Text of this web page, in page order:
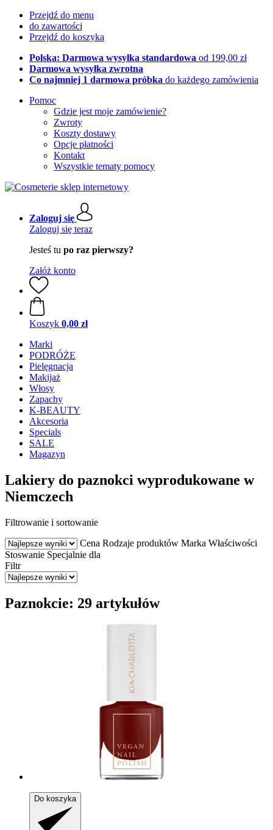
Przejdź do menu
do zawartości
Przejdź do koszyka
Polska: Darmowa wysyłka standardowa od 199,00 zł
Darmowa wysyłka zwrotna
Co najmniej 1 darmowa próbka do każdego zamówienia
Pomoc
Gdzie jest moje zamówienie?
Zwroty
Koszty dostawy
Opcje płatności
Kontakt
Wszystkie tematy pomocy
Zaloguj się
Zaloguj się teraz
Jesteś tu po raz pierwszy?
Załóż konto
Koszyk 0,00 zł
Marki
PODRÓŻE
Pielęgnacja
Makijaż
Włosy
Zapachy
K-BEAUTY
Akcesoria
Specials
SALE
Magazyn
Lakiery do paznokci wyprodukowane w
Niemczech
Filtrowanie i sortowanie
Cena Rodzaje produktów Marka Właściwości
Stoswanie Specjalnie dla
Filtr
Paznokcie: 29 artykułów
Do koszyka